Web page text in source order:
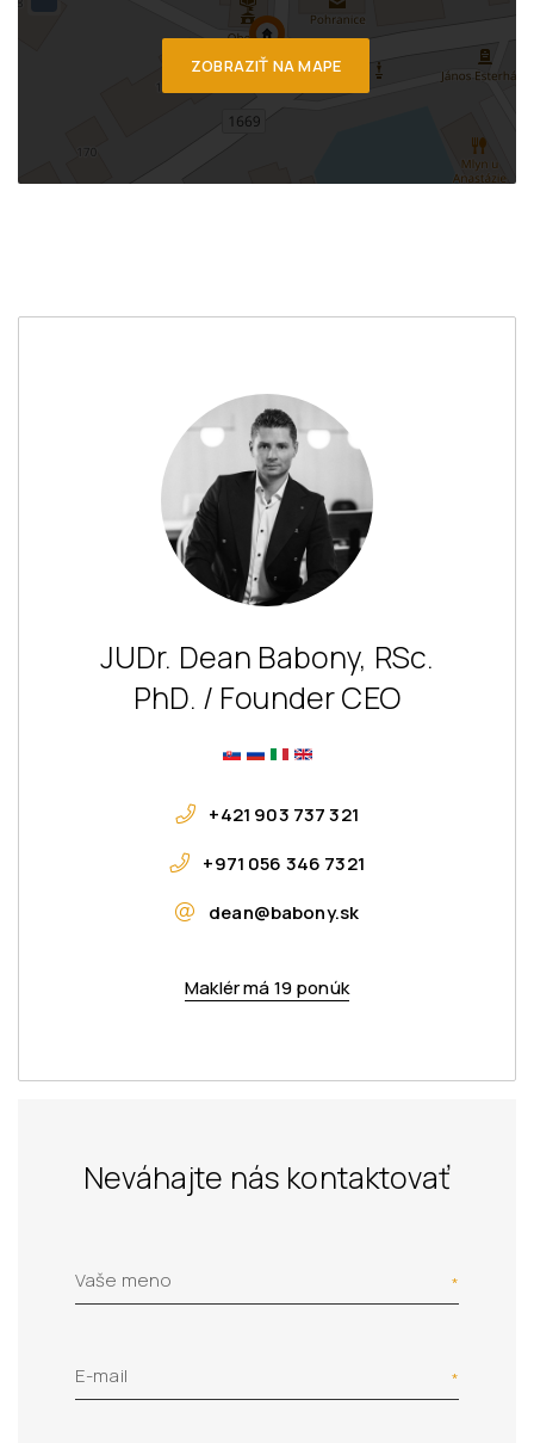
ZOBRAZIŤ NA MAPE
JUDr. Dean Babony, RSc.
PhD. / Founder CEO
+421 903 737 321
+971 056 346 7321
dean@babony.sk
Maklér má 19 ponúk
Neváhajte nás kontaktovať
Vaše meno
E-mail